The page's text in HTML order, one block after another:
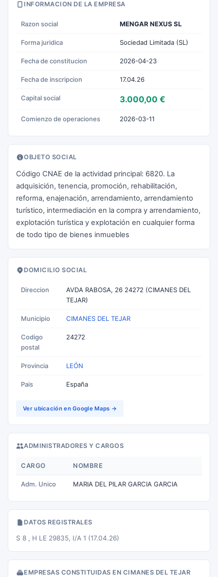
INFORMACION DE LA EMPRESA
Razon social MENGAR NEXUS SL
Forma juridica Sociedad Limitada (SL)
Fecha de constitucion 2026-04-23
Fecha de inscripcion 17.04.26
Capital social 3.000,00 €
Comienzo de operaciones 2026-03-11
OBJETO SOCIAL
Código CNAE de la actividad principal: 6820. La
adquisición, tenencia, promoción, rehabilitación,
reforma, enajenación, arrendamiento, arrendamiento
turístico, intermediación en la compra y arrendamiento,
explotación turística y explotación en cualquier forma
de todo tipo de bienes inmuebles
DOMICILIO SOCIAL
Direccion
AVDA RABOSA, 26 24272 (CIMANES DEL
TEJAR)
Municipio CIMANES DEL TEJAR
Codigo
postal
24272
Provincia LEÓN
Pais España
Ver ubicación en Google Maps →
ADMINISTRADORES Y CARGOS
CARGO NOMBRE
Adm. Unico MARIA DEL PILAR GARCIA GARCIA
DATOS REGISTRALES
S 8 , H LE 29835, I/A 1 (17.04.26)
EMPRESAS CONSTITUIDAS EN CIMANES DEL TEJAR